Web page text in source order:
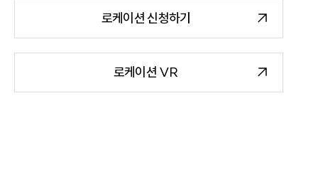
로케이션 신청하기
로케이션 VR